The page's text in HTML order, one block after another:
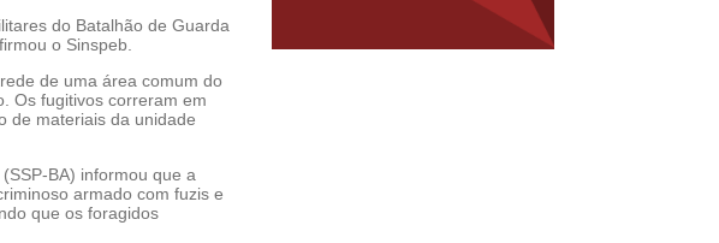
do Batalhão de Guarda
o Sinspeb.
de uma área comum do
Os fugitivos correram em
de materiais da unidade
BA) informou que a
armado com fuzis e
que os foragidos